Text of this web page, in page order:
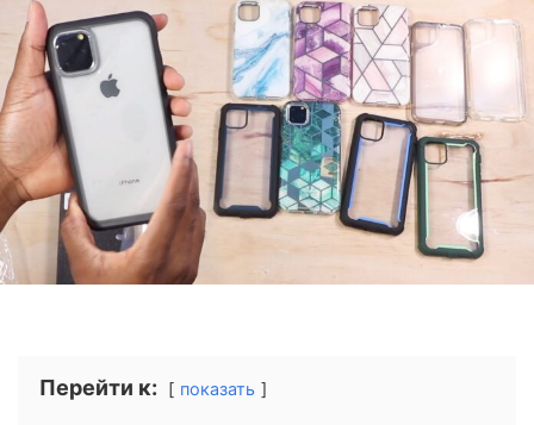
Перейти к: показать